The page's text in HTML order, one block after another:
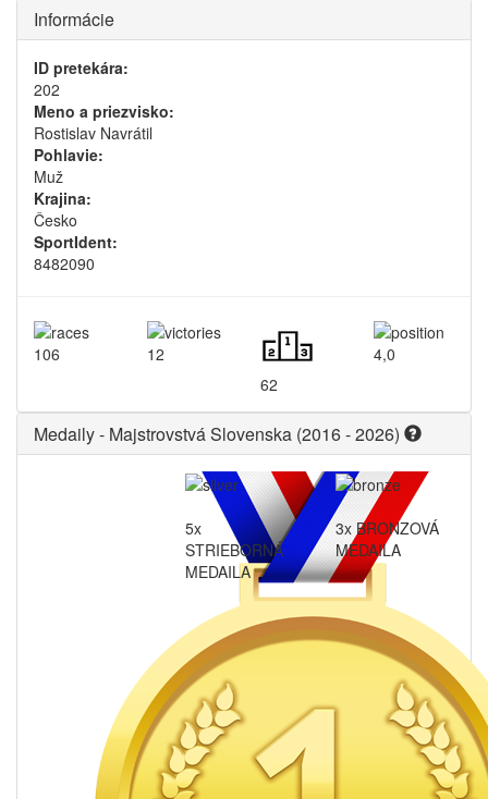
Informácie
ID pretekára:
202
Meno a priezvisko:
Rostislav Navrátil
Pohlavie:
Muž
Krajina:
Česko
SportIdent:
8482090
106
12
62
4,0
Medaily - Majstrovstvá Slovenska (2016 - 2026)
5x
STRIEBORNÁ
MEDAILA
3x BRONZOVÁ
MEDAILA